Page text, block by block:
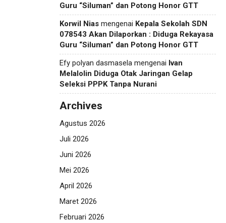
Guru “Siluman” dan Potong Honor GTT
Korwil Nias mengenai Kepala Sekolah SDN
078543 Akan Dilaporkan : Diduga Rekayasa
Guru “Siluman” dan Potong Honor GTT
Efy polyan dasmasela mengenai Ivan
Melalolin Diduga Otak Jaringan Gelap
Seleksi PPPK Tanpa Nurani
Archives
Agustus 2026
Juli 2026
Juni 2026
Mei 2026
April 2026
Maret 2026
Februari 2026